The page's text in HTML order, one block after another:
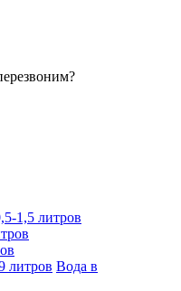
1,5 литров
Вода в